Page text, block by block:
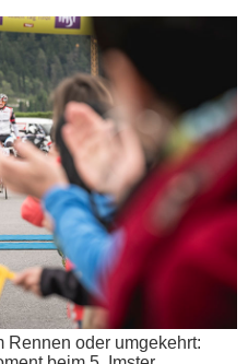
Rennen oder umgekehrt: